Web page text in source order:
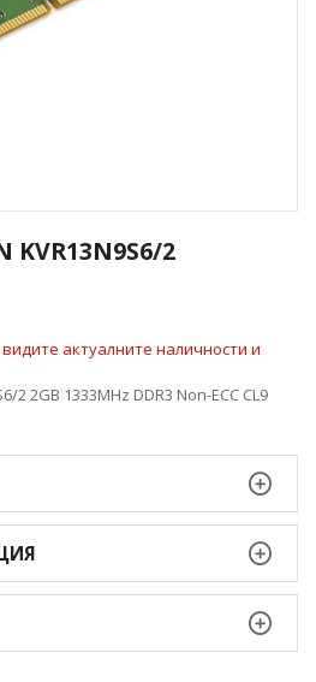
KVR13N9S6/2
актуалните наличности и
2 2GB 1333MHz DDR3 Non-ECC CL9